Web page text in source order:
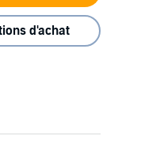
d'achat